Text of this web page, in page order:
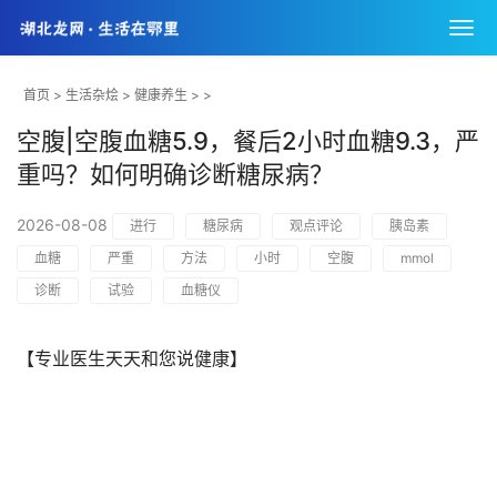
首页 > 生活杂烩 > 健康养生 > >
空腹|空腹血糖5.9，餐后2小时血糖9.3，严
重吗？如何明确诊断糖尿病？
2026-08-08 进行 糖尿病 观点评论
胰岛素
血糖
严重 方法 小时 空腹
mmol
诊断
试验 血糖仪
【专业医生天天和您说健康】